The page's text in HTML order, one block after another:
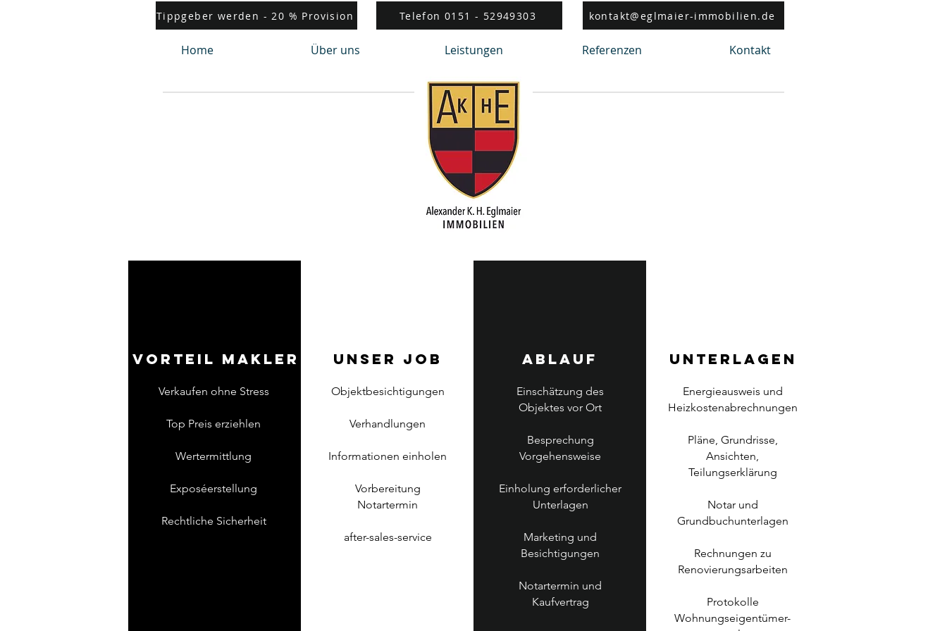
Tippgeber werden - 20 % Provision Telefon 0151 - 52949303 kontakt@eglmaier-immobilien.de
Home Über uns Leistungen Referenzen Kontakt
Vorteil Makler
Verkaufen ohne Stress
Top Preis erziehlen
Wertermittlung
Exposéerstellung
Rechtliche Sicherheit
Unser job
Objektbesichtigungen
Verhandlungen
Informationen einholen
Vorbereitung
Notartermin
after-sales-service
Ablauf
Einschätzung des
Objektes vor Ort
Besprechung
Vorgehensweise
Einholung erforderlicher
Unterlagen
Marketing und
Besichtigungen
Notartermin und
Kaufvertrag
Unterlagen
Energieausweis und
Heizkostenabrechnungen
Pläne, Grundrisse,
Ansichten,
Teilungserklärung
Notar und
Grundbuchunterlagen
Rechnungen zu
Renovierungsarbeiten
Protokolle
Wohnungseigentümer-